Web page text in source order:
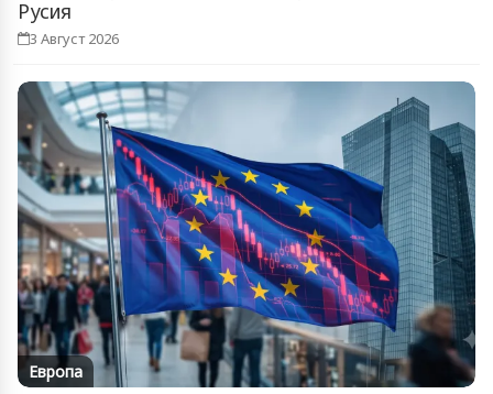
Русия
3 Август 2026
Европа